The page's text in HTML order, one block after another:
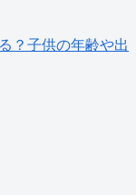
？子供の年齢や出